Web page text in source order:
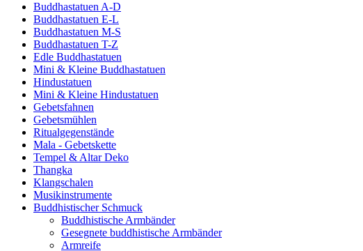
Buddhastatuen A-D
Buddhastatuen E-L
Buddhastatuen M-S
Buddhastatuen T-Z
Edle Buddhastatuen
Mini & Kleine Buddhastatuen
Hindustatuen
Mini & Kleine Hindustatuen
Gebetsfahnen
Gebetsmühlen
Ritualgegenstände
Mala - Gebetskette
Tempel & Altar Deko
Thangka
Klangschalen
Musikinstrumente
Buddhistischer Schmuck
Buddhistische Armbänder
Gesegnete buddhistische Armbänder
Armreife